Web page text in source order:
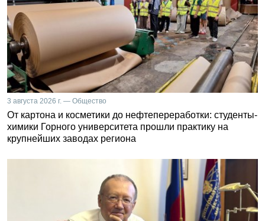
3 августа 2026 г. — Общество
От картона и косметики до нефтепереработки: студенты-
химики Горного университета прошли практику на
крупнейших заводах региона